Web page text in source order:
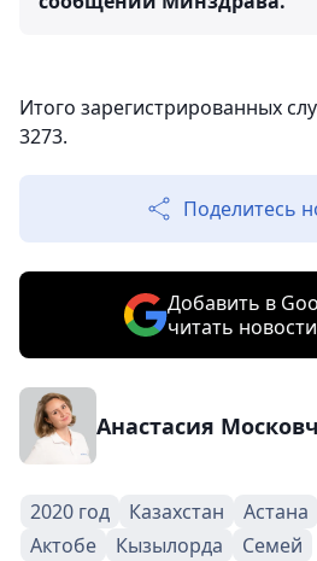
Итого зарегистрированных
3273.
Поделитесь
Добавить в
читать
Анастасия
2020 год Казахстан Астана
Актобе
Кызылорда Семей